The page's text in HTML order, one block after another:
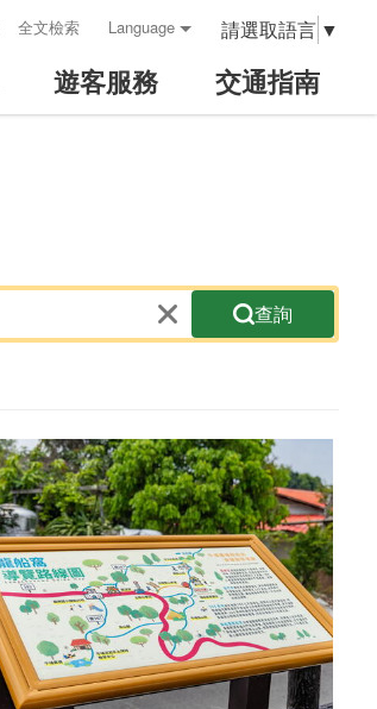
全文檢索 Language 請選取語言 ▼
遊客服務 交通指南
查詢